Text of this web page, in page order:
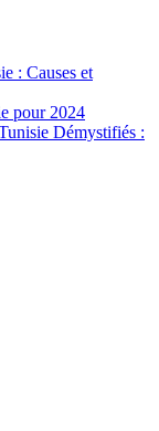
: Causes et
pour 2024
Démystifiés :